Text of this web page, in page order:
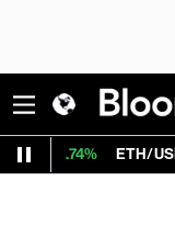
ETH/USD 1,912.893